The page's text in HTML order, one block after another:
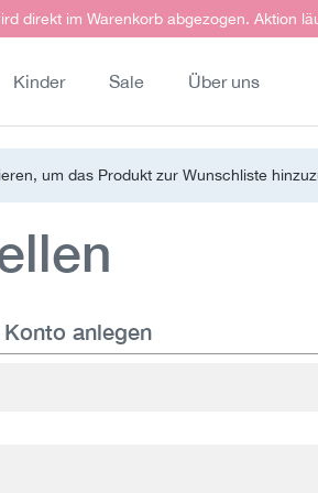
direkt im Warenkorb abgezogen. Aktion
Kinder Sale Über uns
um das Produkt zur Wunschliste
anlegen